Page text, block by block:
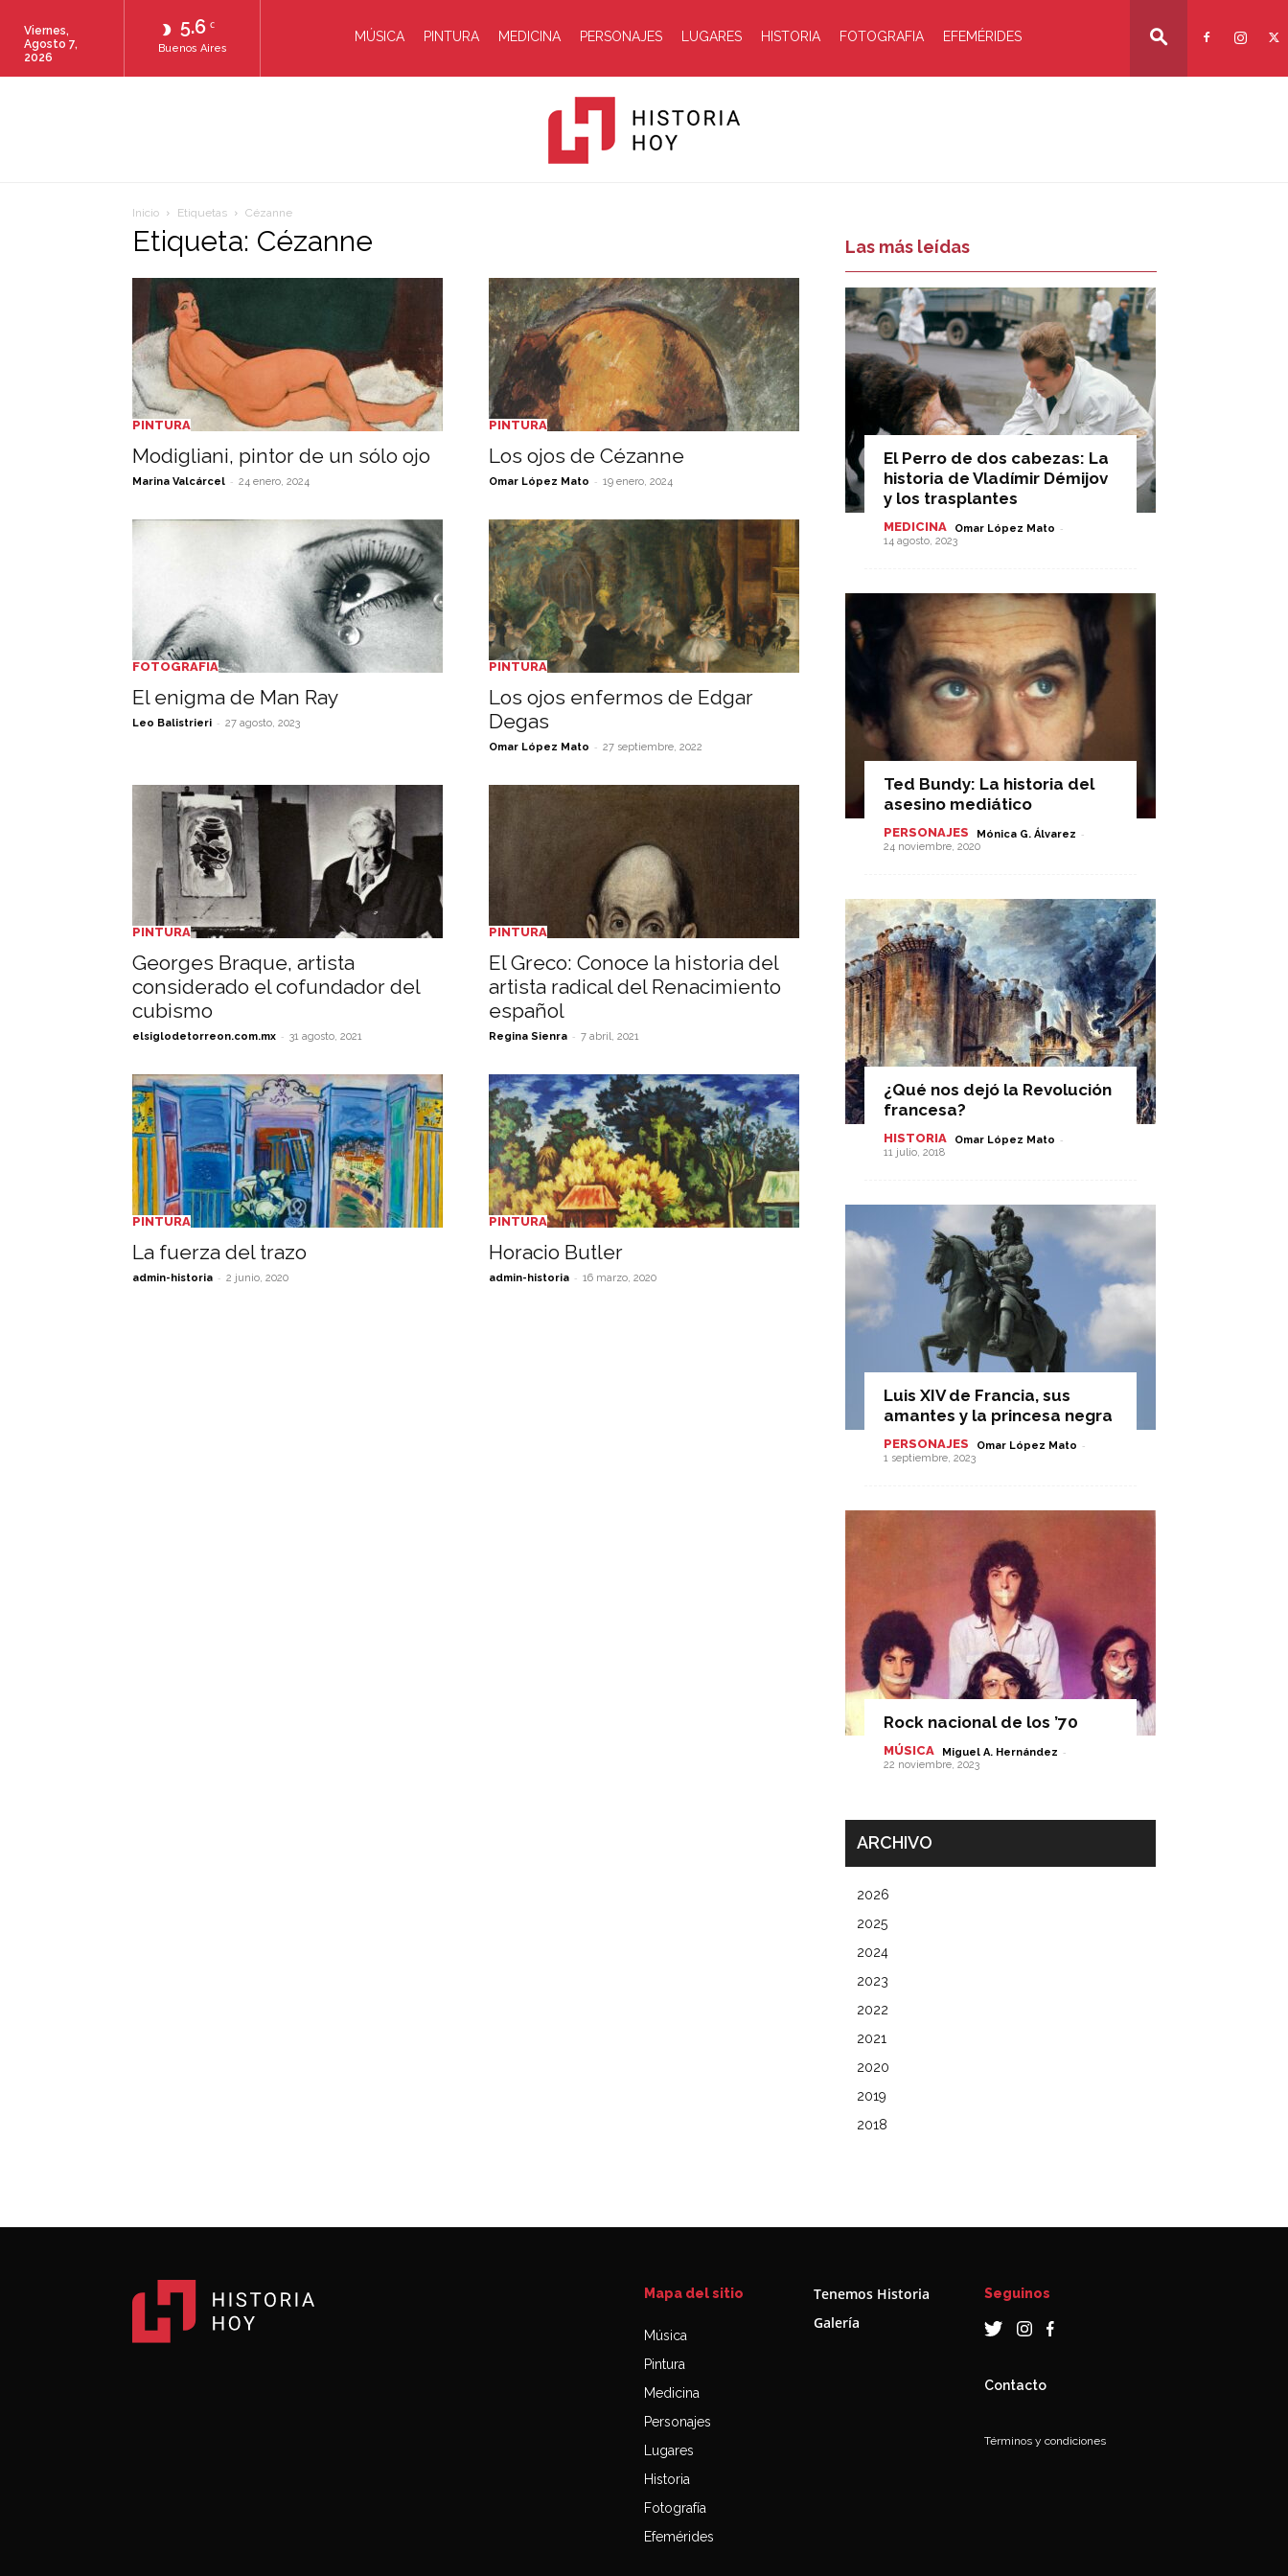
5.6 C
Buenos Aires
Viernes,
Agosto 7,
2026
MÚSICA PINTURA MEDICINA PERSONAJES LUGARES HISTORIA FOTOGRAFIA EFEMÉRIDES
Hoy
Inicio Etiquetas Cézanne
Etiqueta: Cézanne
PINTURA
Modigliani, pintor de un sólo ojo
Marina Valcárcel - 24 enero, 2024
PINTURA
Los ojos de Cézanne
Omar López Mato - 19 enero, 2024
FOTOGRAFIA
El enigma de Man Ray
Leo Balistrieri - 27 agosto, 2023
PINTURA
Los ojos enfermos de Edgar
Degas
Omar López Mato - 27 septiembre, 2022
PINTURA
Georges Braque, artista
considerado el cofundador del
cubismo
elsiglodetorreon.com.mx - 31 agosto, 2021
PINTURA
El Greco: Conoce la historia del
artista radical del Renacimiento
español
Regina Sienra - 7 abril, 2021
PINTURA
La fuerza del trazo
admin-historia - 2 junio, 2020
PINTURA
Horacio Butler
admin-historia - 16 marzo, 2020
Las más leídas
El Perro de dos cabezas: La
historia de Vladímir Démijov
y los trasplantes
MEDICINA Omar López Mato -
14 agosto, 2023
Ted Bundy: La historia del
asesino mediático
PERSONAJES Mónica G. Álvarez -
24 noviembre, 2020
¿Qué nos dejó la Revolución
francesa?
HISTORIA Omar López Mato -
11 julio, 2018
Luis XIV de Francia, sus
amantes y la princesa negra
PERSONAJES Omar López Mato -
1 septiembre, 2023
Rock nacional de los ’70
MÚSICA Miguel A. Hernández -
22 noviembre, 2023
ARCHIVO
2026
2025
2024
2023
2022
2021
2020
2019
2018
Mapa del sitio
Música
Pintura
Medicina
Personajes
Lugares
Historia
Fotografía
Efemérides
Tenemos Historia
Galería
Seguinos
Contacto
Términos y condiciones